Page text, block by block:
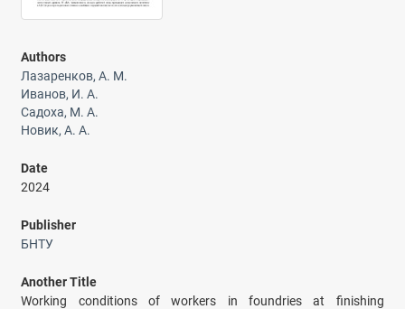
Authors
Лазаренков, А. М.
Иванов, И. А.
Садоха, М. А.
Новик, А. А.
Date
2024
Publisher
БНТУ
Another Title
Working conditions of workers in foundries at finishing